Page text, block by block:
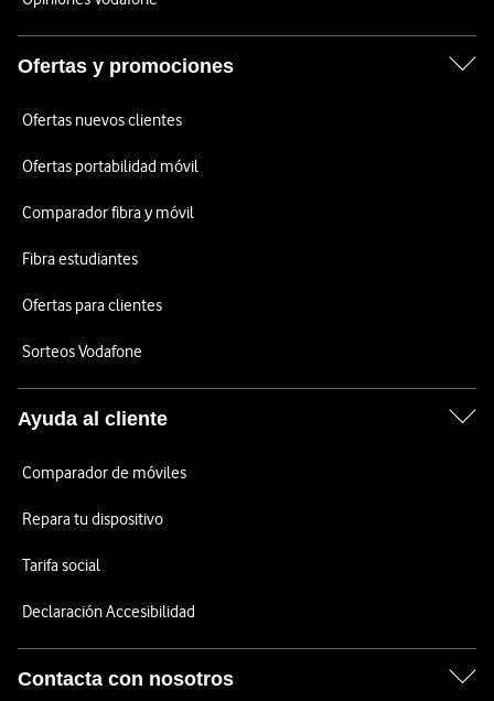
Ofertas y promociones
Ofertas nuevos clientes
Ofertas portabilidad móvil
Comparador fibra y móvil
Fibra estudiantes
Ofertas para clientes
Sorteos Vodafone
Ayuda al cliente
Comparador de móviles
Repara tu dispositivo
Tarifa social
Declaración Accesibilidad
Contacta con nosotros